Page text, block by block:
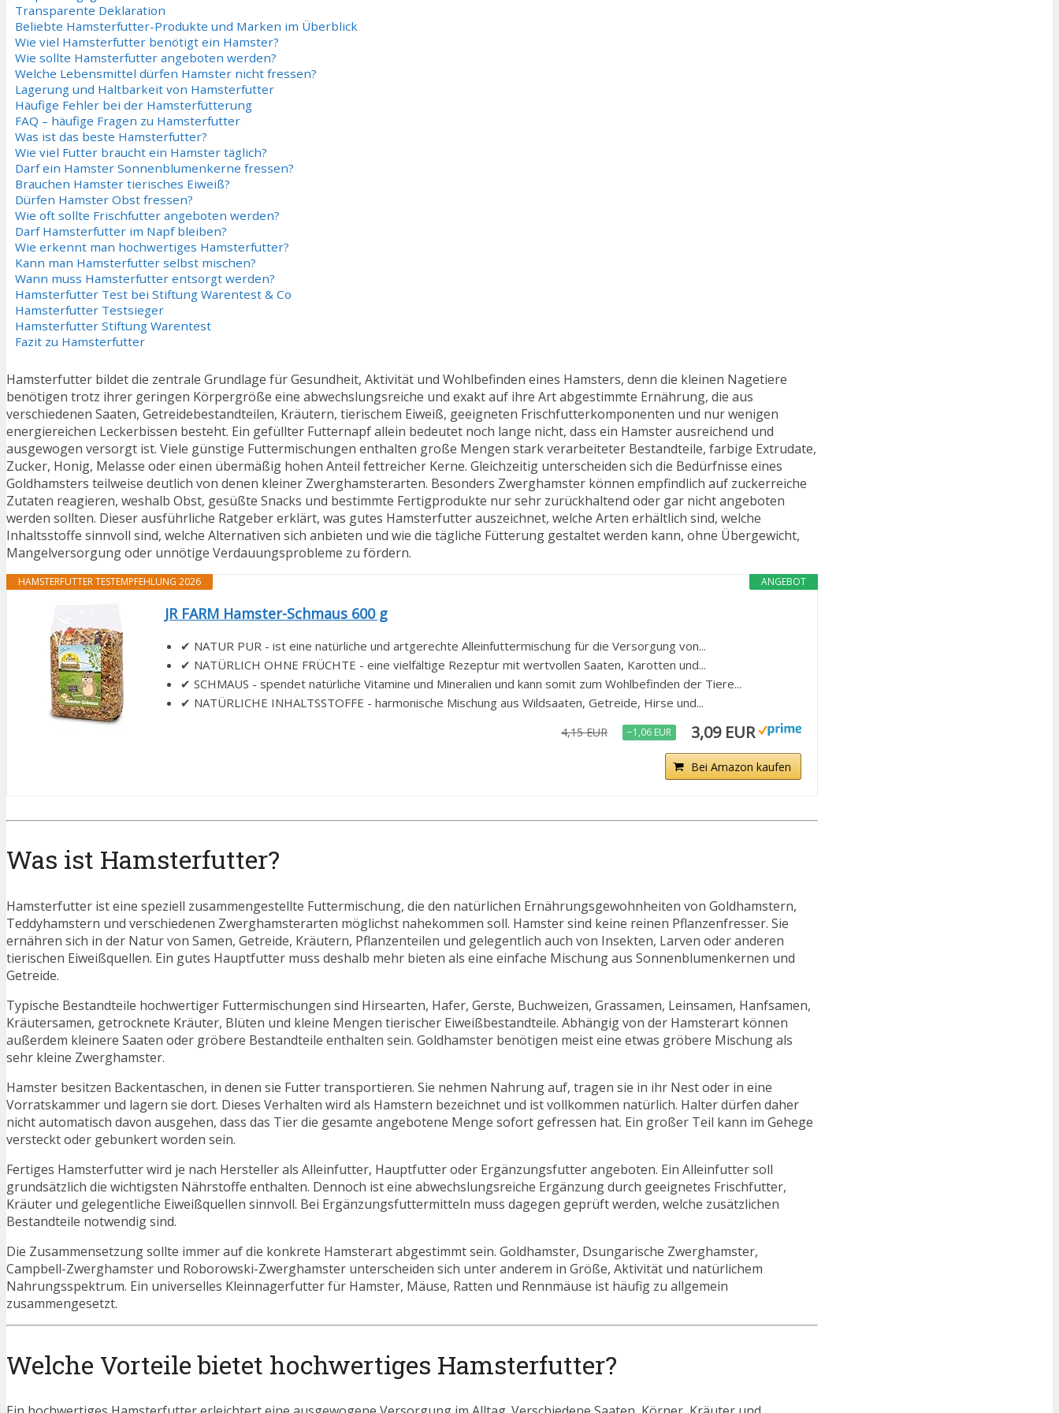
Transparente Deklaration
Beliebte Hamsterfutter-Produkte und Marken im Überblick
Wie viel Hamsterfutter benötigt ein Hamster?
Wie sollte Hamsterfutter angeboten werden?
Welche Lebensmittel dürfen Hamster nicht fressen?
Lagerung und Haltbarkeit von Hamsterfutter
Häufige Fehler bei der Hamsterfütterung
FAQ – häufige Fragen zu Hamsterfutter
Was ist das beste Hamsterfutter?
Wie viel Futter braucht ein Hamster täglich?
Darf ein Hamster Sonnenblumenkerne fressen?
Brauchen Hamster tierisches Eiweiß?
Dürfen Hamster Obst fressen?
Wie oft sollte Frischfutter angeboten werden?
Darf Hamsterfutter im Napf bleiben?
Wie erkennt man hochwertiges Hamsterfutter?
Kann man Hamsterfutter selbst mischen?
Wann muss Hamsterfutter entsorgt werden?
Hamsterfutter Test bei Stiftung Warentest & Co
Hamsterfutter Testsieger
Hamsterfutter Stiftung Warentest
Fazit zu Hamsterfutter
Hamsterfutter bildet die zentrale Grundlage für Gesundheit, Aktivität und Wohlbefinden eines Hamsters, denn die kleinen Nagetiere
benötigen trotz ihrer geringen Körpergröße eine abwechslungsreiche und exakt auf ihre Art abgestimmte Ernährung, die aus
verschiedenen Saaten, Getreidebestandteilen, Kräutern, tierischem Eiweiß, geeigneten Frischfutterkomponenten und nur wenigen
energiereichen Leckerbissen besteht. Ein gefüllter Futternapf allein bedeutet noch lange nicht, dass ein Hamster ausreichend und
ausgewogen versorgt ist. Viele günstige Futtermischungen enthalten große Mengen stark verarbeiteter Bestandteile, farbige Extrudate,
Zucker, Honig, Melasse oder einen übermäßig hohen Anteil fettreicher Kerne. Gleichzeitig unterscheiden sich die Bedürfnisse eines
Goldhamsters teilweise deutlich von denen kleiner Zwerghamsterarten. Besonders Zwerghamster können empfindlich auf zuckerreiche
Zutaten reagieren, weshalb Obst, gesüßte Snacks und bestimmte Fertigprodukte nur sehr zurückhaltend oder gar nicht angeboten
werden sollten. Dieser ausführliche Ratgeber erklärt, was gutes Hamsterfutter auszeichnet, welche Arten erhältlich sind, welche
Inhaltsstoffe sinnvoll sind, welche Alternativen sich anbieten und wie die tägliche Fütterung gestaltet werden kann, ohne Übergewicht,
Mangelversorgung oder unnötige Verdauungsprobleme zu fördern.
ANGEBOT
HAMSTERFUTTER TESTEMPFEHLUNG 2026
JR FARM Hamster-Schmaus 600 g
✔ NATUR PUR - ist eine natürliche und artgerechte Alleinfuttermischung für die Versorgung von...
✔ NATÜRLICH OHNE FRÜCHTE - eine vielfältige Rezeptur mit wertvollen Saaten, Karotten und...
✔ SCHMAUS - spendet natürliche Vitamine und Mineralien und kann somit zum Wohlbefinden der Tiere...
✔ NATÜRLICHE INHALTSSTOFFE - harmonische Mischung aus Wildsaaten, Getreide, Hirse und...
4,15 EUR −1,06 EUR 3,09 EUR
Bei Amazon kaufen
Was ist Hamsterfutter?
Hamsterfutter ist eine speziell zusammengestellte Futtermischung, die den natürlichen Ernährungsgewohnheiten von Goldhamstern,
Teddyhamstern und verschiedenen Zwerghamsterarten möglichst nahekommen soll. Hamster sind keine reinen Pflanzenfresser. Sie
ernähren sich in der Natur von Samen, Getreide, Kräutern, Pflanzenteilen und gelegentlich auch von Insekten, Larven oder anderen
tierischen Eiweißquellen. Ein gutes Hauptfutter muss deshalb mehr bieten als eine einfache Mischung aus Sonnenblumenkernen und
Getreide.
Typische Bestandteile hochwertiger Futtermischungen sind Hirsearten, Hafer, Gerste, Buchweizen, Grassamen, Leinsamen, Hanfsamen,
Kräutersamen, getrocknete Kräuter, Blüten und kleine Mengen tierischer Eiweißbestandteile. Abhängig von der Hamsterart können
außerdem kleinere Saaten oder gröbere Bestandteile enthalten sein. Goldhamster benötigen meist eine etwas gröbere Mischung als
sehr kleine Zwerghamster.
Hamster besitzen Backentaschen, in denen sie Futter transportieren. Sie nehmen Nahrung auf, tragen sie in ihr Nest oder in eine
Vorratskammer und lagern sie dort. Dieses Verhalten wird als Hamstern bezeichnet und ist vollkommen natürlich. Halter dürfen daher
nicht automatisch davon ausgehen, dass das Tier die gesamte angebotene Menge sofort gefressen hat. Ein großer Teil kann im Gehege
versteckt oder gebunkert worden sein.
Fertiges Hamsterfutter wird je nach Hersteller als Alleinfutter, Hauptfutter oder Ergänzungsfutter angeboten. Ein Alleinfutter soll
grundsätzlich die wichtigsten Nährstoffe enthalten. Dennoch ist eine abwechslungsreiche Ergänzung durch geeignetes Frischfutter,
Kräuter und gelegentliche Eiweißquellen sinnvoll. Bei Ergänzungsfuttermitteln muss dagegen geprüft werden, welche zusätzlichen
Bestandteile notwendig sind.
Die Zusammensetzung sollte immer auf die konkrete Hamsterart abgestimmt sein. Goldhamster, Dsungarische Zwerghamster,
Campbell-Zwerghamster und Roborowski-Zwerghamster unterscheiden sich unter anderem in Größe, Aktivität und natürlichem
Nahrungsspektrum. Ein universelles Kleinnagerfutter für Hamster, Mäuse, Ratten und Rennmäuse ist häufig zu allgemein
zusammengesetzt.
Welche Vorteile bietet hochwertiges Hamsterfutter?